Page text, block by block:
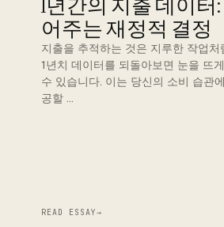
1년간의 지출 데이터
어주는 재정적 결정
지출을 추적하는 것은 지루한 작업처
1년치 데이터를 되돌아보면 눈을 뜨
수 있습니다. 이는 당신의 소비 습관
공할 …
READ ESSAY→